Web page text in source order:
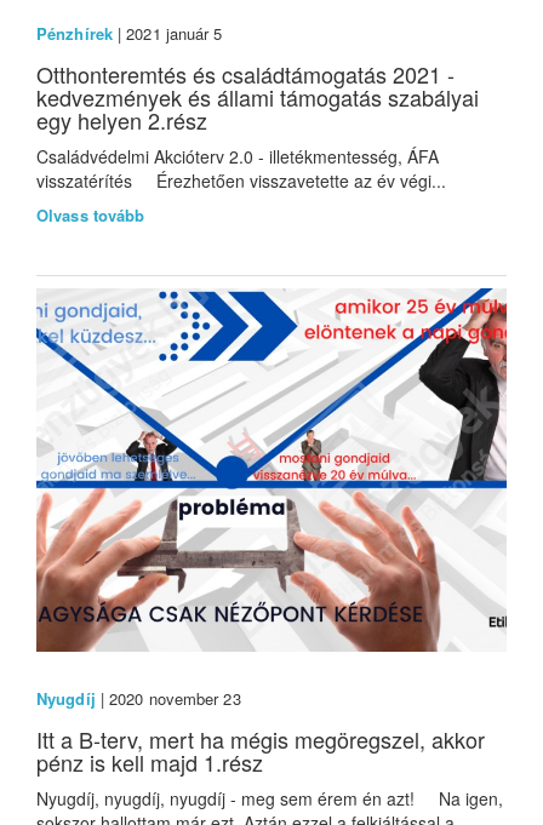
Pénzhírek| 2021 január 5
Otthonteremtés és családtámogatás 2021 -
kedvezmények és állami támogatás szabályai
egy helyen 2.rész
Családvédelmi Akcióterv 2.0 - illetékmentesség, ÁFA
visszatérítés Érezhetően visszavetette az év végi...
Olvass tovább
Nyugdíj | 2020 november 23
Itt a B-terv, mert ha mégis megöregszel, akkor
pénz is kell majd 1.rész
Nyugdíj, nyugdíj, nyugdíj - meg sem érem én azt! Na igen,